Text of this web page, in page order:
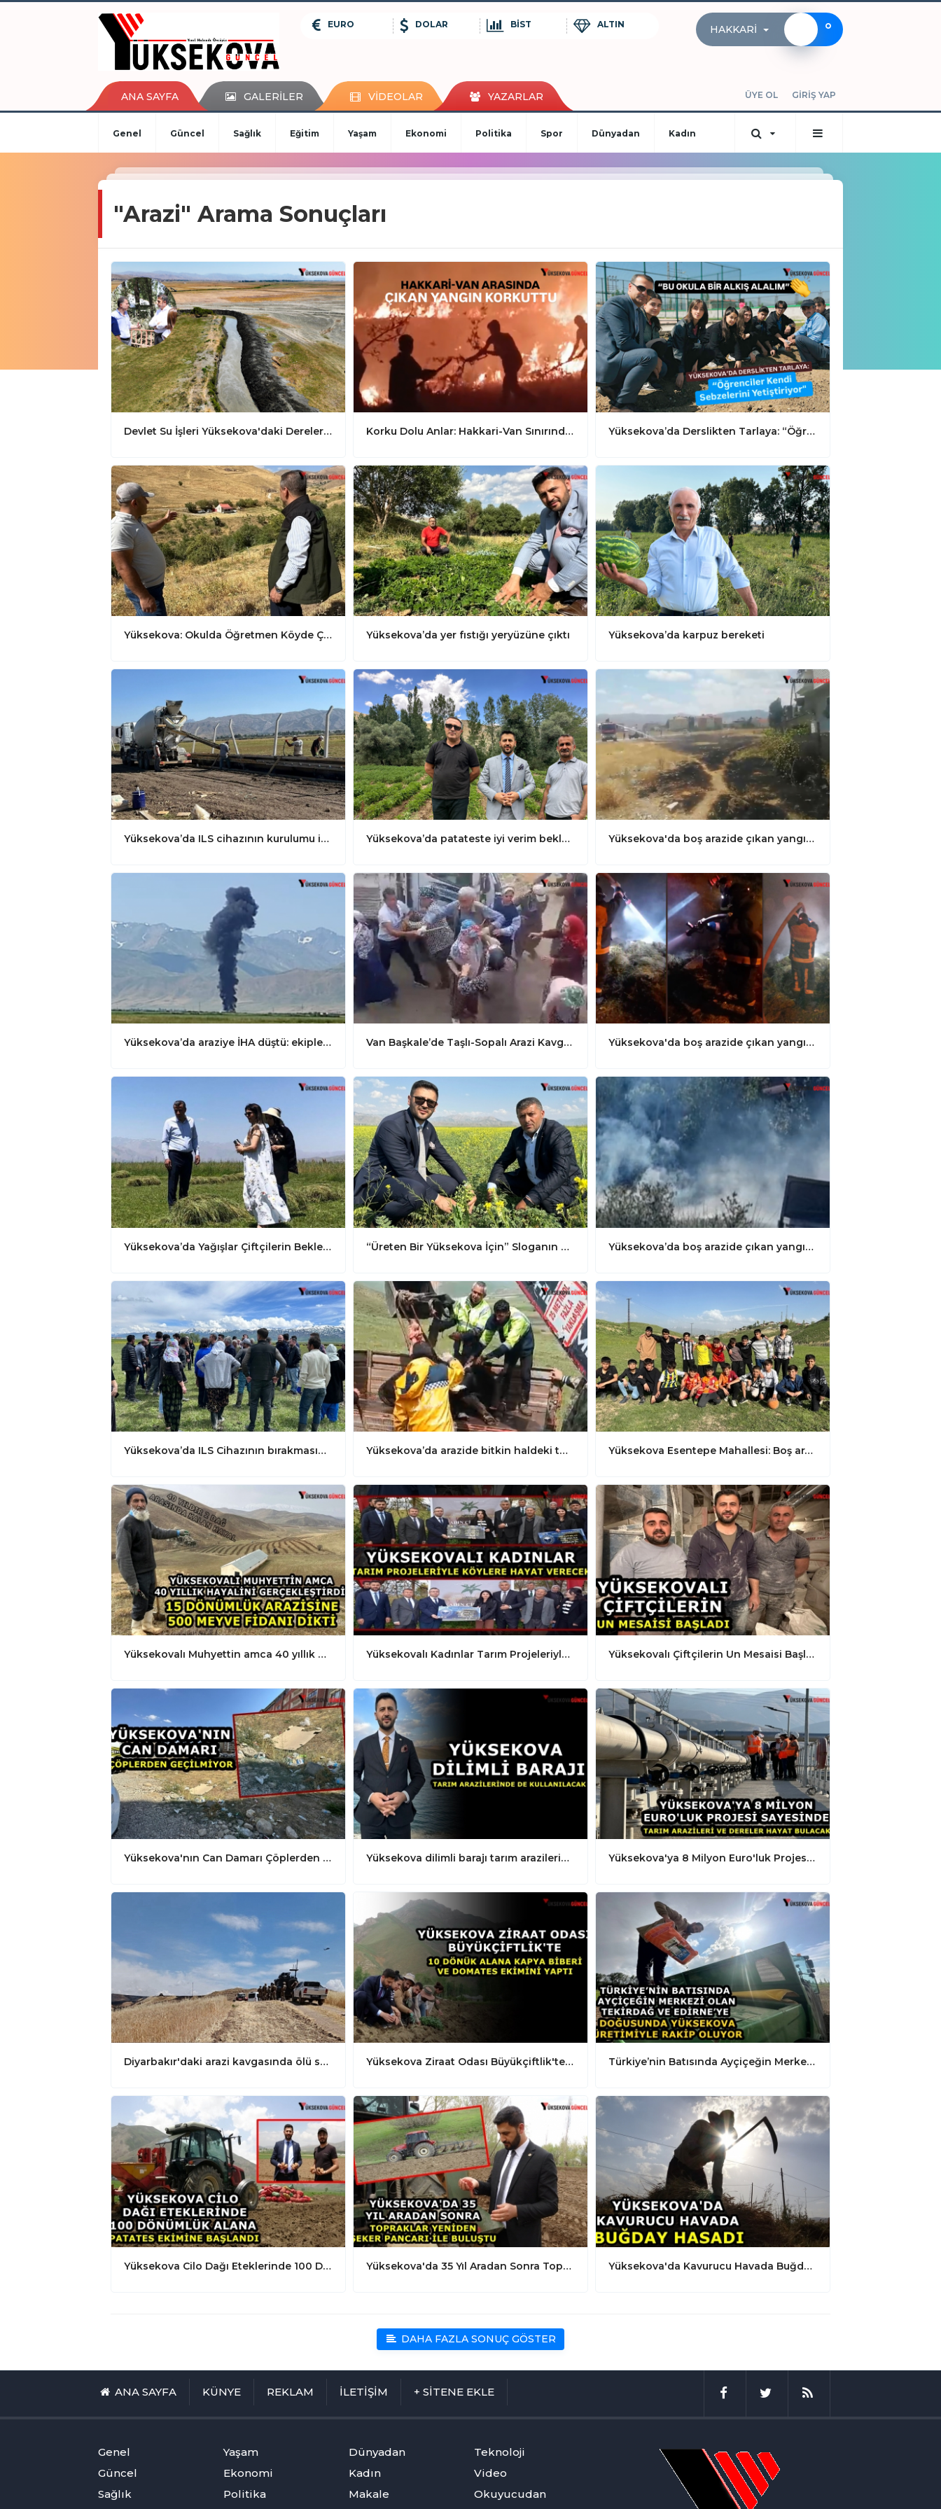
kaçak bahis
deneme bonusu veren siteler
EURO DOLAR BİST ALTIN HAKKARI °
ANA SAYFA GALERİLER VİDEOLAR YAZARLAR ÜYE OL GİRİŞ YAP
Genel Güncel Sağlık Eğitim Yaşam Ekonomi Politika Spor Dünyadan Kadın
"Arazi" Arama Sonuçları
Devlet Su İşleri Yüksekova'daki Dereleri Temizleyerek Can ve Mal Güvenliğini Sağlıyor Korku Dolu Anlar: Hakkari-Van Sınırında Gece Yangını! Yüksekova’da Derslikten Tarlaya: “Öğrenciler Kendi Sebzelerini Yetiştiriyor"
Yüksekova: Okulda Öğretmen Köyde Çiftçi, Çöl Olan Köyü Yeşile Çevirdi Yüksekova’da yer fıstığı yeryüzüne çıktı Yüksekova’da karpuz bereketi
Yüksekova’da ILS cihazının kurulumu için çalışmalarına başladı Yüksekova’da patateste iyi verim bekleniyor Yüksekova'da boş arazide çıkan yangın korkuttu
Yüksekova’da araziye İHA düştü: ekipler anında önlem aldı Van Başkale’de Taşlı-Sopalı Arazi Kavgası Çıktı: 3 Yaralı Yüksekova'da boş arazide çıkan yangın korkuttu: 30 bağ ot yandı
Yüksekova’da Yağışlar Çiftçilerin Bekletilerini Karşıladı “Üreten Bir Yüksekova İçin” Sloganın Hedefiyle Nohut Bereketi Başladı Yüksekova’da boş arazide çıkan yangın korkuttu
Yüksekova’da ILS Cihazının bırakmasının ölçümü öncesi kısa süreliğine gerginlik: Polis ve Jandarma güvenlik önlemlerini aldı Yüksekova’da arazide bitkin haldeki tosunu ekipler kurtardı Yüksekova Esentepe Mahallesi: Boş arazide kıran kırana top oynayan gençler futbol sahası istiyor
Yüksekovalı Muhyettin amca 40 yıllık hayalini gerçekleştirdi: 15 dönümlük arazisine 500 meyve fidanı dikti Yüksekovalı Kadınlar Tarım Projeleriyle Köylere Hayat Verecek Yüksekovalı Çiftçilerin Un Mesaisi Başladı
Yüksekova'nın Can Damarı Çöplerden Geçilmiyor Yüksekova dilimli barajı tarım arazilerinde de kullanılacak Yüksekova'ya 8 Milyon Euro'luk Projesi Sayesinde Tarım Arazileri Ve Dereler Hayat Bulacak
Diyarbakır'daki arazi kavgasında ölü sayısı 9'a yükseldi Yüksekova Ziraat Odası Büyükçiftlik'te 10 Dönüm Alana Kapya Biberi ve Domates Ekimini Yaptı Türkiye’nin Batısında Ayçiçeğin Merkezi Olan Tekirdağ Ve Edirne’ye Doğusunda Yüksekova Üretimiyle Rakip Oluyor
Yüksekova Cilo Dağı Eteklerinde 100 Dönümlük Alana Patates Ekimine Başlandı Yüksekova'da 35 Yıl Aradan Sonra Topraklar Yeniden Şeker Pancarı İle Buluştu Yüksekova'da Kavurucu Havada Buğday Hasadı
DAHA FAZLA SONUÇ GÖSTER
ANA SAYFA KÜNYE REKLAM İLETİŞİM + SİTENE EKLE
Genel
Güncel
Sağlık
Yaşam
Ekonomi
Politika
Dünyadan
Kadın
Makale
Teknoloji
Video
Okuyucudan